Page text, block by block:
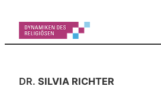
Inhalt
springen
DR. SILVIA RICHTER